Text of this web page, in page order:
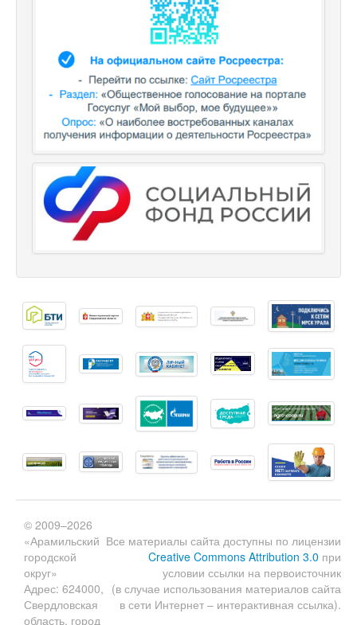
Все материалы сайта доступны по лицензии
Creative Commons Attribution 3.0 при
условии ссылки на первоисточник
(в случае использования материалов сайта
в сети Интернет – интерактивная ссылка).
© 2009–2026
«Арамильский
городской
округ»
Адрес: 624000,
Свердловская
область, город